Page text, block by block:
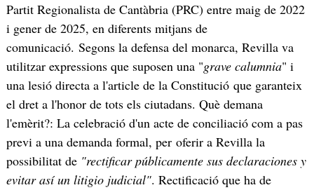
Partit Regionalista de Cantàbria (PRC) entre maig de 2022
i gener de 2025, en diferents mitjans de
comunicació. Segons la defensa del monarca, Revilla va
utilitzar expressions que suposen una "grave calumnia" i
una lesió directa a l'article de la Constitució que garanteix
el dret a l'honor de tots els ciutadans. Què demana
l'emèrit?: La celebració d'un acte de conciliació com a pas
previ a una demanda formal, per oferir a Revilla la
possibilitat de "rectificar públicamente sus declaraciones y
evitar así un litigio judicial". Rectificació que ha de